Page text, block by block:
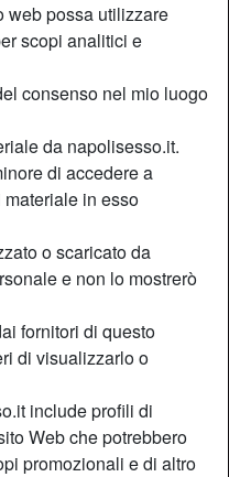
web possa utilizzare
scopi analitici e
consenso nel mio luogo
da napolisesso.it.
di accedere a
in esso
o scaricato da
e non lo mostrerò
fornitori di questo
di visualizzarlo o
include profili di
Web che potrebbero
promozionali e di altro
49
Italia
Etero
Single
Bionde
Sì
mi descrivo
alla ricerca di un uomo
soddisfarvi in tutti i modi,
a tutti e vi aspetto in